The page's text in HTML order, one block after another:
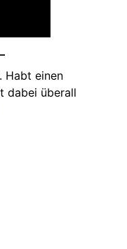
Habt einen
dabei überall